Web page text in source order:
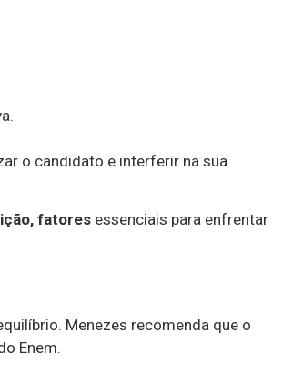
o candidato e interferir na sua
fatores essenciais para enfrentar
Menezes recomenda que o
Enem.